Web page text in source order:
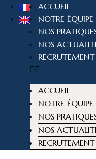
ACCUEIL
NOTRE ÉQUIPE
NOS
NOS
RECRUTEMENT
ACCUEIL
NOTRE ÉQUIPE
NOS
NOS
RECRUTEMENT